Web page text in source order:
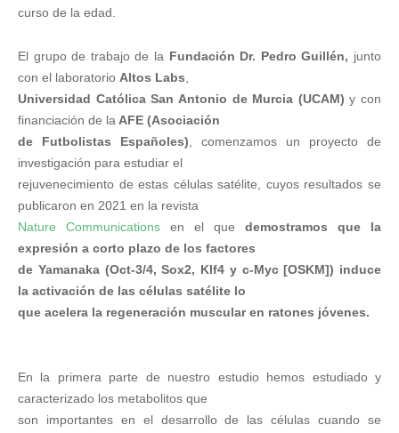
curso de la edad.
El grupo de trabajo de la Fundación Dr. Pedro Guillén, junto
con el laboratorio Altos Labs,
Universidad Católica San Antonio de Murcia (UCAM) y con
financiación de laAFE (Asociación
de Futbolistas Españoles), comenzamos un proyecto de
investigación para estudiar el
rejuvenecimiento de estas células satélite, cuyos resultados se
publicaron en 2021 en la revista
Nature Communications en el que demostramos que la
expresión a corto plazo de los factores
de Yamanaka (Oct-3/4, Sox2, Klf4 y c-Myc [OSKM]) induce
la activación de las células satélite lo
que acelera la regeneración muscular en ratones jóvenes.
En la primera parte de nuestro estudio hemos estudiado y
caracterizado los metabolitos que
son importantes en el desarrollo de las células cuando se